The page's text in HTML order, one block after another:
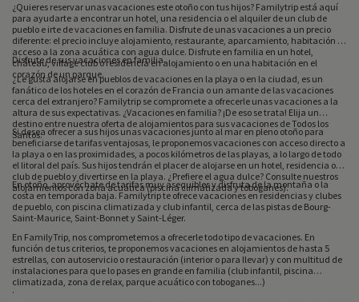
¿Quieres reservar unas vacaciones este otoño con tus hijos? Familytrip está aquí
para ayudarte a encontrar un hotel, una residencia o el alquiler de un club de
pueblo e irte de vacaciones en familia. Disfrute de unas vacaciones a un precio
diferente: el precio incluye alojamiento, restaurante, aparcamiento, habitación y
acceso a la zona acuática con agua dulce. Disfrute en familia en un hotel,
château, village club o residencia en alojamiento o en una habitación en el
corazón de un parque.
Disfrute de sus vacaciones en familia.
¿Le gusta alojarse en pueblos de vacaciones en la playa o en la ciudad, es un
fanático de los hoteles en el corazón de Francia o un amante de las vacaciones
cerca del extranjero? Familytrip se compromete a ofrecerle unas vacaciones a la
altura de sus expectativas. ¿Vacaciones en familia? ¡De eso se trata! Elija un
destino entre nuestra oferta de alojamientos para sus vacaciones de Todos los
Santos.
Si desea ofrecer a sus hijos unas vacaciones junto al mar en pleno otoño para
beneficiarse de tarifas ventajosas, le proponemos vacaciones con acceso directo a
la playa o en las proximidades, a pocos kilómetros de las playas, a lo largo de todo
el litoral del país. Sus hijos tendrán el placer de alojarse en un hotel, residencia o
club de pueblo y divertirse en la playa. ¿Prefiere el agua dulce? Consulte nuestros
alojamientos con zona acuática (piscina climatizada y toboganes).
En otoño, aprovéchate de tarifas muy asequibles y disfruta de la montaña o la
costa en temporada baja. Familytrip te ofrece vacaciones en residencias y clubes
de pueblo, con piscina climatizada y club infantil, cerca de las pistas de Bourg-
Saint-Maurice, Saint-Bonnet y Saint-Léger.
En FamilyTrip, nos comprometemos a ofrecerle todo tipo de vacaciones. En
función de tus criterios, te proponemos vacaciones en alojamientos de hasta 5
estrellas, con autoservicio o restauración (interior o para llevar) y con multitud de
instalaciones para que lo pases en grande en familia (club infantil, piscina
climatizada, zona de relax, parque acuático con toboganes...)
.